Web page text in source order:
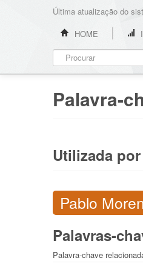
Última atualização do
HOME
Palavra-
Utilizada
Pablo
Palavras-
Palavra-chave